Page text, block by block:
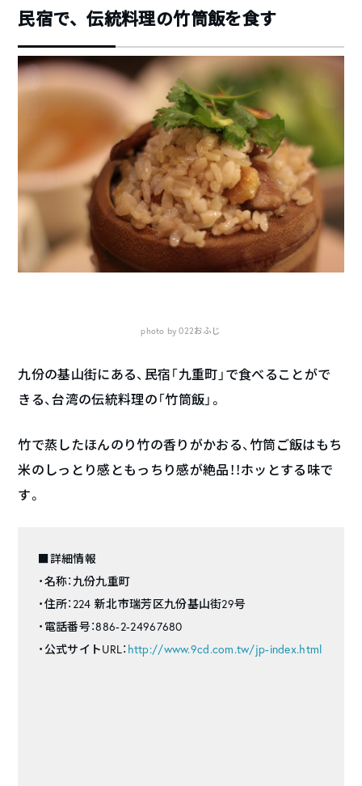
民宿で、伝統料理の竹筒飯を食す
photo by 022おふじ
九份の基山街にある、民宿「九重町」で食べることがで
きる、台湾の伝統料理の「竹筒飯」。
竹で蒸したほんのり竹の香りがかおる、竹筒ご飯はもち
米のしっとり感ともっちり感が絶品！！ホッとする味で
す。
■詳細情報
・名称：九份九重町
・住所：224 新北市瑞芳区九份基山街29号
・電話番号：886-2-24967680
・公式サイトURL： http://www.9cd.com.tw/jp-index.html